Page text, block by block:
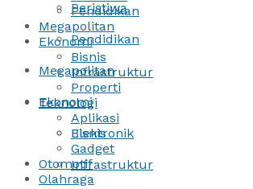
Peristiwa
Pendidikan
Megapolitan
Ekonomi
Bisnis
Infrastruktur
Pendidikan
Megapolitan
Ekonomi
Bisnis
Infrastruktur
Properti
Teknologi
Aplikasi
Elektronik
Gadget
Otomotif
Olahraga